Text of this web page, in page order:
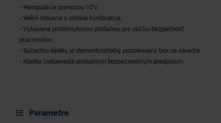
- Manipulácia pomocou VZV.
- Veľmi robusná a odolná konštrukcia.
- Vybavená protišmykovou podlahou pre väčšiu bezpečnosť
pracovníkov.
- Súčasťou klietky je demontovateľný pozinkovaný box na náradie.
- Klietka zodpovedá príslušným bezpečnostným predpisom.
Parametre